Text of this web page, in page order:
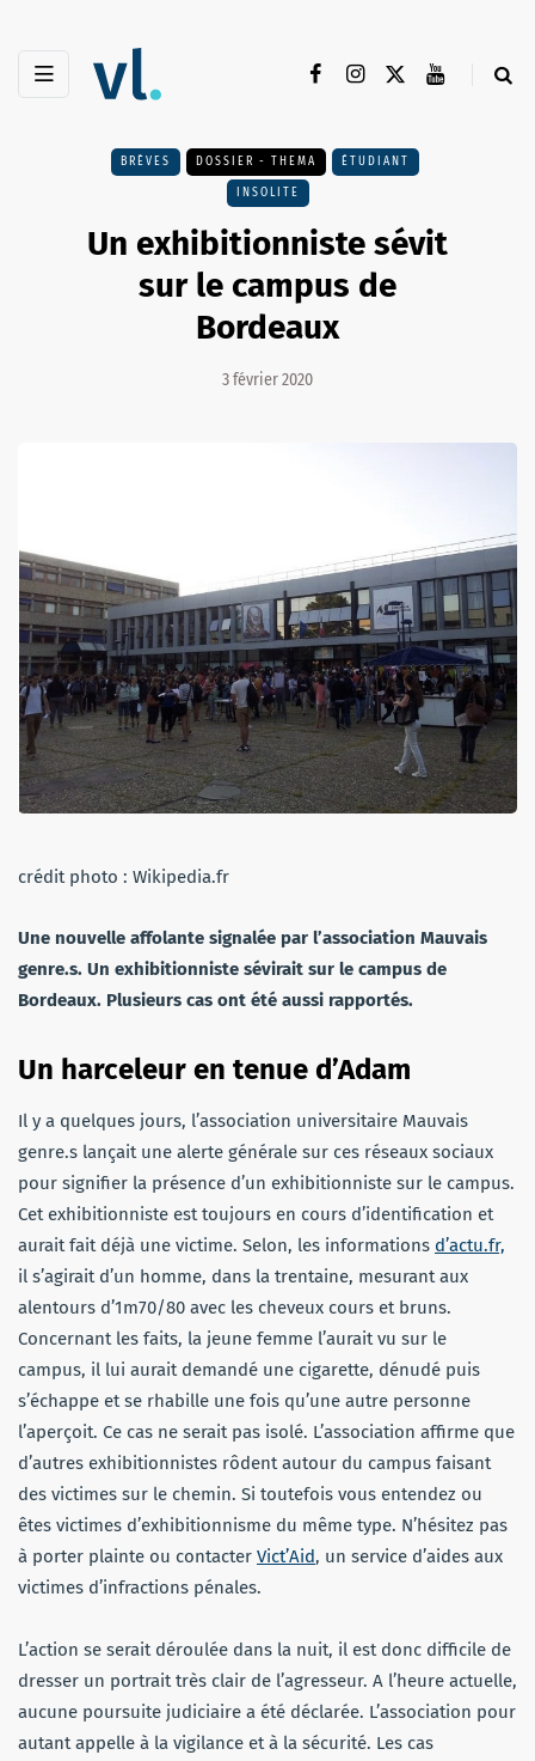
BRÈVES DOSSIER - THEMA ÉTUDIANT
INSOLITE
Un exhibitionniste sévit
sur le campus de
Bordeaux
3 février 2020
crédit photo : Wikipedia.fr
Une nouvelle affolante signalée par l’association Mauvais
genre.s. Un exhibitionniste sévirait sur le campus de
Bordeaux. Plusieurs cas ont été aussi rapportés.
Un harceleur en tenue d’Adam
Il y a quelques jours, l’association universitaire Mauvais
genre.s lançait une alerte générale sur ces réseaux sociaux
pour signifier la présence d’un exhibitionniste sur le campus.
Cet exhibitionniste est toujours en cours d’identification et
aurait fait déjà une victime. Selon, les informations d’actu.fr,
il s’agirait d’un homme, dans la trentaine, mesurant aux
alentours d’1m70/80 avec les cheveux cours et bruns.
Concernant les faits, la jeune femme l’aurait vu sur le
campus, il lui aurait demandé une cigarette, dénudé puis
s’échappe et se rhabille une fois qu’une autre personne
l’aperçoit. Ce cas ne serait pas isolé. L’association affirme que
d’autres exhibitionnistes rôdent autour du campus faisant
des victimes sur le chemin. Si toutefois vous entendez ou
êtes victimes d’exhibitionnisme du même type. N’hésitez pas
à porter plainte ou contacter Vict’Aid, un service d’aides aux
victimes d’infractions pénales.
L’action se serait déroulée dans la nuit, il est donc difficile de
dresser un portrait très clair de l’agresseur. A l’heure actuelle,
aucune poursuite judiciaire a été déclarée. L’association pour
autant appelle à la vigilance et à la sécurité. Les cas